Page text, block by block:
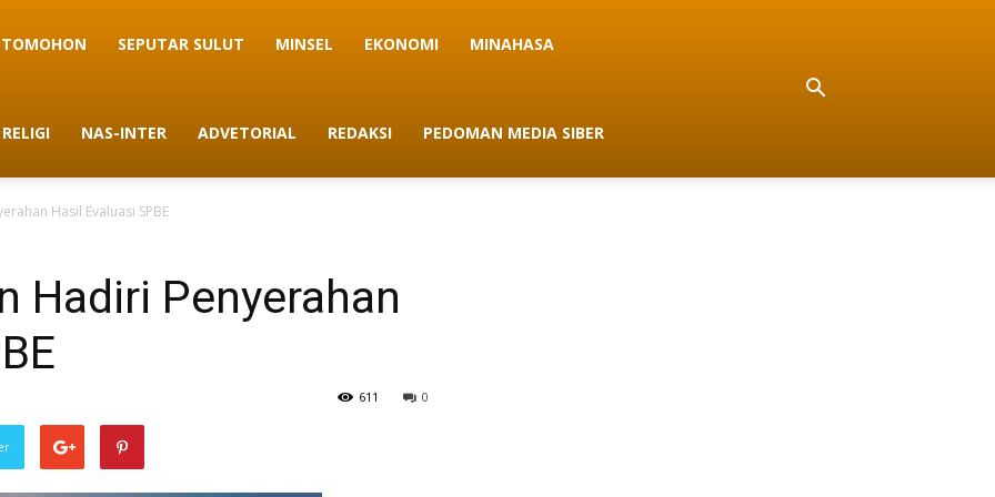
TOMOHON SEPUTAR SULUT MINSEL EKONOMI MINAHASA
RELIGI NAS-INTER ADVETORIAL REDAKSI PEDOMAN MEDIA SIBER
Hasil Evaluasi SPBE
Hadiri Penyerahan
0
611